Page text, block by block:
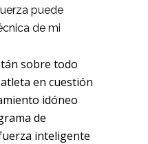
puede
de mi
sobre todo
en cuestión
idóneo
de
inteligente